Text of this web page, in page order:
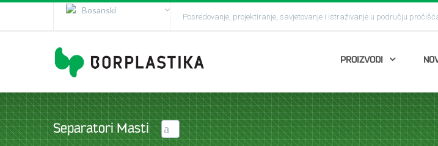
Bosanski
Posredovanje, projektiranje, savjetovanje i istraživanje u području
PROIZVODI
Separatori Masti